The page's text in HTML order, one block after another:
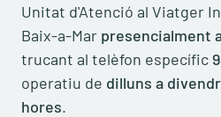
Unitat d'Atenció al Viatger
Baix-a-Mar presencialment
trucant al telèfon específic
operatiu de dilluns a
hores.